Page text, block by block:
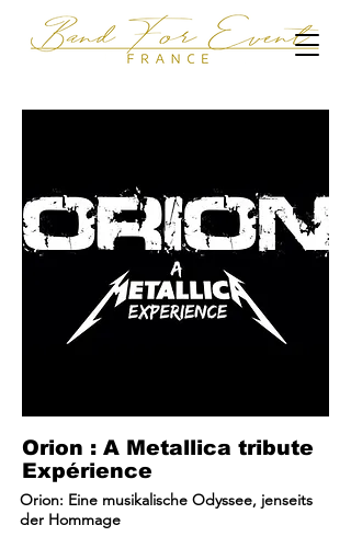
Orion : A Metallica tribute
Expérience
Orion: Eine musikalische Odyssee, jenseits
der Hommage